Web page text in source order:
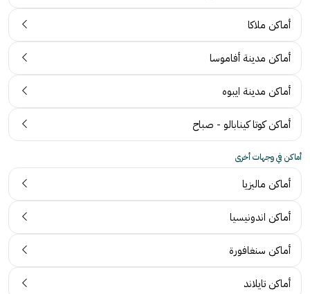
أماكن ملاكا
أماكن مدينة أفاموسا
أماكن مدينة ايبوه
أماكن كوتا كينابالو - صباح
أماكن في وجهات أخرى
أماكن ماليزيا
أماكن اندونيسيا
أماكن سنغافورة
أماكن تايلاند